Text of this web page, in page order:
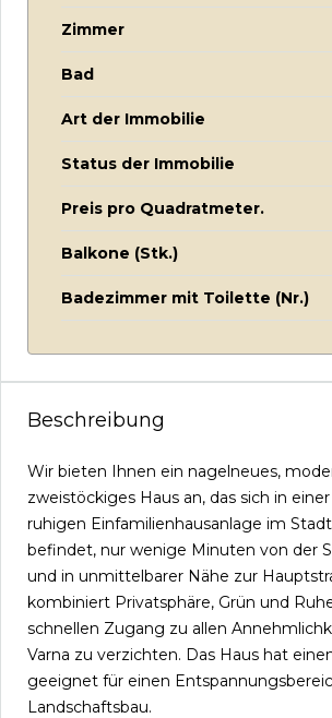
Zimmer
Bad
Art der Immobilie
Status der Immobilie
Preis pro Quadratmeter.
Balkone (Stk.)
Badezimmer mit Toilette (Nr.)
Beschreibung
Wir bieten Ihnen ein nagelneues,
zweistöckiges Haus an, das sich in
ruhigen Einfamilienhausanlage im
befindet, nur wenige Minuten von der
und in unmittelbarer Nähe zur
kombiniert Privatsphäre, Grün und
schnellen Zugang zu allen
Varna zu verzichten. Das Haus hat
geeignet für einen
Landschaftsbau.